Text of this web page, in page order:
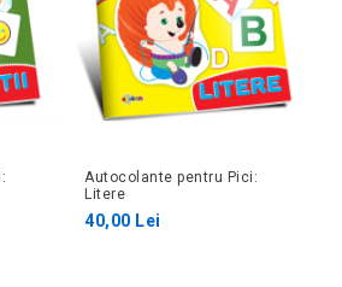
Autocolante pentru Pici:
Litere
40,00 Lei